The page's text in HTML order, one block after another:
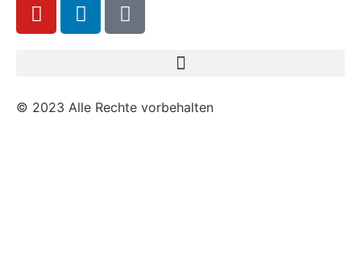
© 2023 Alle Rechte vorbehalten